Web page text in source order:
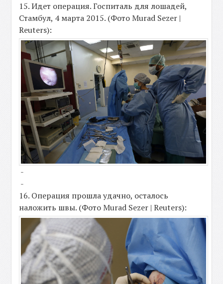
15. Идет операция. Госпиталь для лошадей,
Стамбул, 4 марта 2015. (Фото Murad Sezer |
Reuters):
-
-
16. Операция прошла удачно, осталось
наложить швы. (Фото Murad Sezer | Reuters):